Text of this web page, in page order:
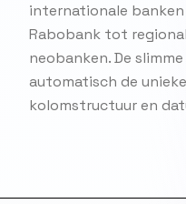
internationale banken
Rabobank tot
neobanken. De
automatisch de
kolomstructuur en